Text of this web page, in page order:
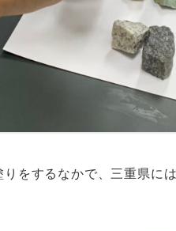
をするなかで、三重県に